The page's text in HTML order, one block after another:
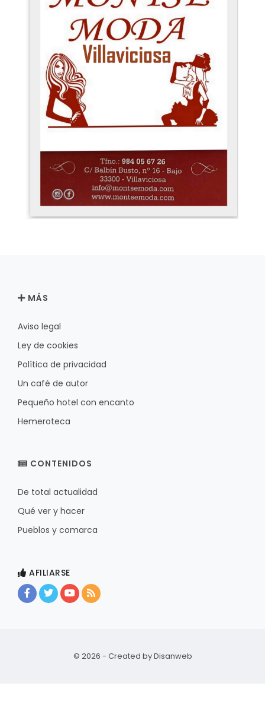
MÁS
Aviso legal
Ley de cookies
Política de privacidad
Un café de autor
Pequeño hotel con encanto
Hemeroteca
CONTENIDOS
De total actualidad
Qué ver y hacer
Pueblos y comarca
AFILIARSE
© 2026 - Created byDisanweb